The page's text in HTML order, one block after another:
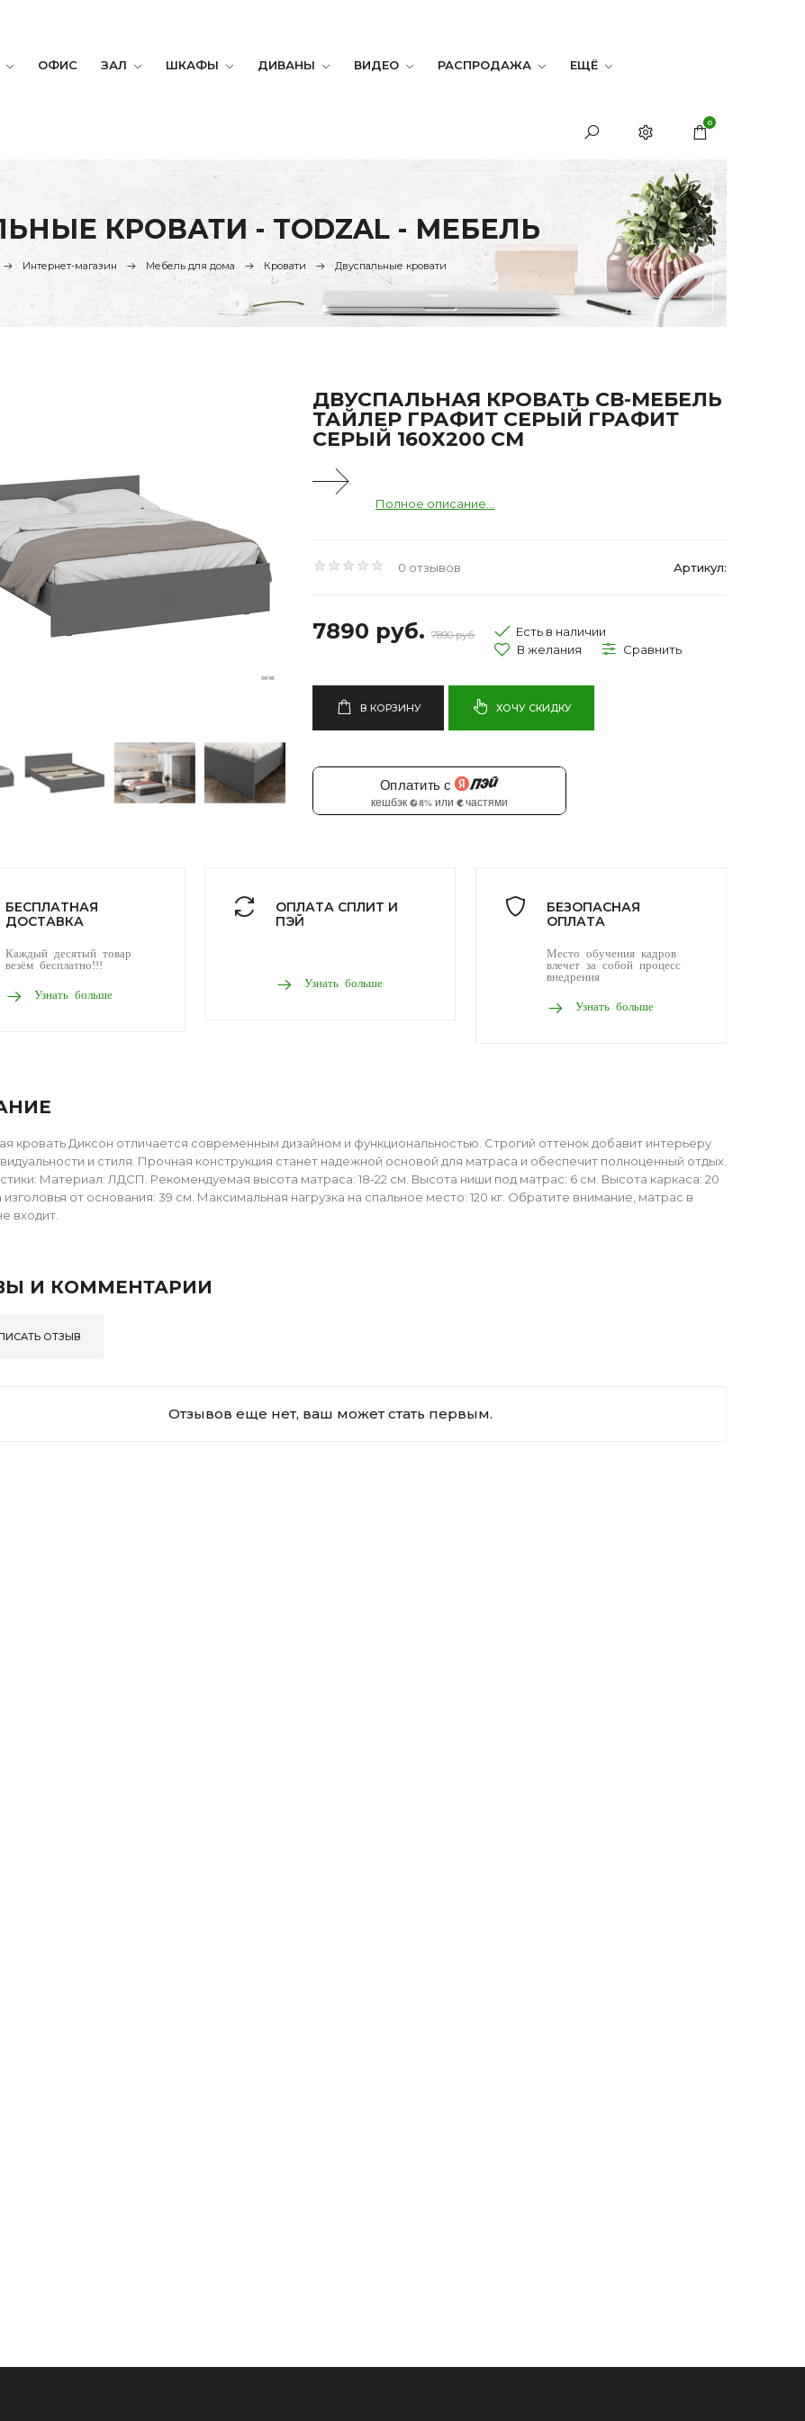
ОФИС ЗАЛ ШКАФЫ ДИВАНЫ ВИДЕО РАСПРОДАЖА ЕЩЁ
0
КРОВАТИ - TODZAL - МЕБЕЛЬ
Интернет-магазин Мебель для дома Кровати Двуспальные кровати
ДВУСПАЛЬНАЯ КРОВАТЬ СВ-МЕБЕЛЬ
ТАЙЛЕР ГРАФИТ СЕРЫЙ ГРАФИТ
СЕРЫЙ 160Х200 СМ
Полное описание...
0 отзывов Артикул:
7890 руб. 7890 руб. Есть в наличии
В КОРЗИНУ ХОЧУ СКИДКУ
БЕСПЛАТНАЯ
ДОСТАВКА
Каждый десятый товар
везём бесплатно!!!
Узнать больше
ОПЛАТА СПЛИТ И
ПЭЙ
Узнать больше
БЕЗОПАСНАЯ
ОПЛАТА
Место обучения кадров
влечет за собой процесс
внедрения
Узнать больше
кровать Диксон отличается современным дизайном и функциональностью. Строгий оттенок добавит интерьеру
и стиля. Прочная конструкция станет надежной основой для матраса и обеспечит полноценный отдых.
Материал: ЛДСП. Рекомендуемая высота матраса: 18-22 см. Высота ниши под матрас: 6 см. Высота каркаса: 20
от основания: 39 см. Максимальная нагрузка на спальное место: 120 кг. Обратите внимание, матрас в
входит.
И КОММЕНТАРИИ
ОТЗЫВ
Отзывов еще нет, ваш может стать первым.